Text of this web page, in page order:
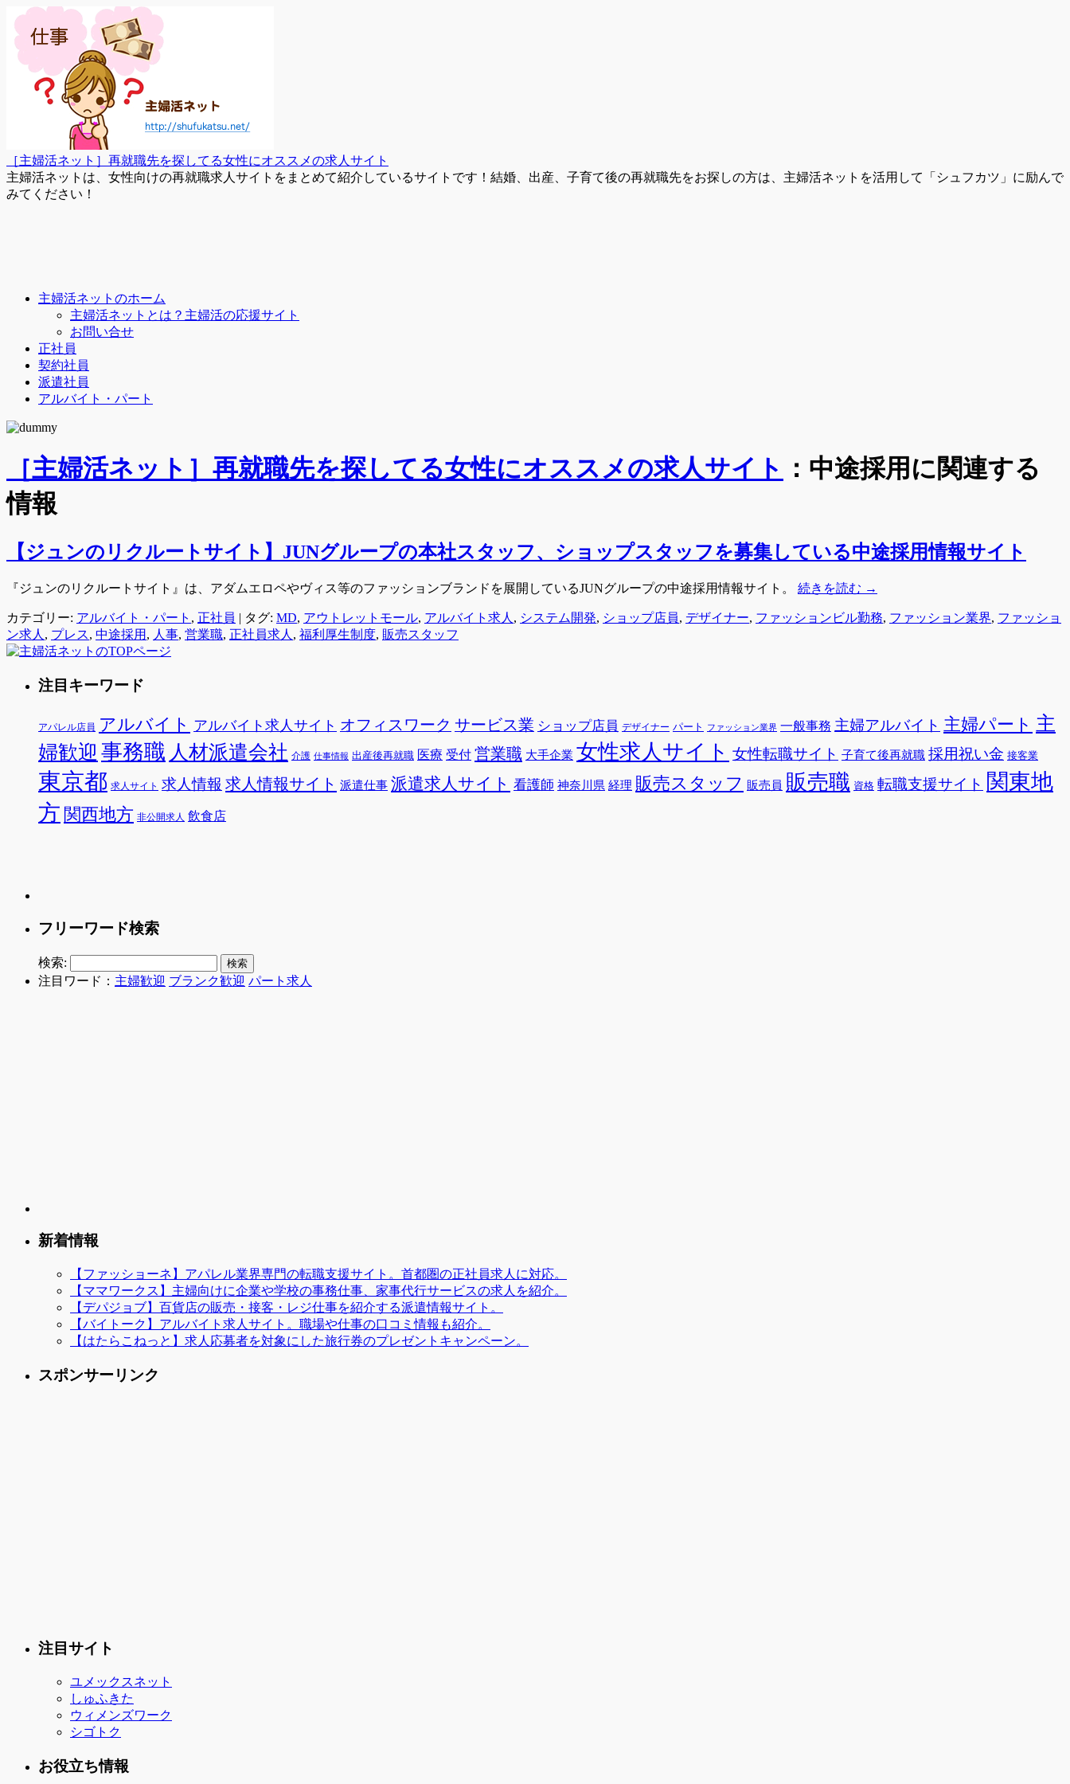
［主婦活ネット］再就職先を探してる女性にオススメの求人サイト
主婦活ネットは、女性向けの再就職求人サイトをまとめて紹介しているサイトです！結婚、出産、子育て後の再就職先をお探しの方は、主婦活ネットを活用して「シュフカツ」に励んで
みてください！
主婦活ネットのホーム
主婦活ネットとは？主婦活の応援サイト
お問い合せ
正社員
契約社員
派遣社員
アルバイト・パート
［主婦活ネット］再就職先を探してる女性にオススメの求人サイト ： 中途採用 に関連する
情報
【ジュンのリクルートサイト】JUNグループの本社スタッフ、ショップスタッフを募集している中途採用情報サイト
『ジュンのリクルートサイト』は、アダムエロペやヴィス等のファッションブランドを展開しているJUNグループの中途採用情報サイト。 続きを読む →
カテゴリー: アルバイト・パート , 正社員 | タグ: MD, アウトレットモール, アルバイト求人 , システム開発, ショップ店員, デザイナー, ファッションビル勤務, ファッション業界, ファッショ
ン求人 , プレス, 中途採用 , 人事, 営業職, 正社員求人 , 福利厚生制度, 販売スタッフ
注目キーワード
アパレル店員 アルバイト アルバイト求人サイト オフィスワーク サービス業 ショップ店員 デザイナー パート ファッション業界 一般事務 主婦アルバイト 主婦パート 主
婦歓迎 事務職 人材派遣会社 介護 仕事情報 出産後再就職 医療 受付 営業職 大手企業 女性求人サイト 女性転職サイト 子育て後再就職 採用祝い金 接客業
東京都 求人サイト 求人情報 求人情報サイト 派遣仕事 派遣求人サイト 看護師 神奈川県 経理 販売スタッフ 販売員 販売職 資格 転職支援サイト 関東地
方 関西地方 非公開求人 飲食店
フリーワード検索
検索:
注目ワード： 主婦歓迎 ブランク歓迎 パート求人
新着情報
【ファッショーネ】アパレル業界専門の転職支援サイト。首都圏の正社員求人に対応。
【ママワークス】主婦向けに企業や学校の事務仕事、家事代行サービスの求人を紹介。
【デパジョブ】百貨店の販売・接客・レジ仕事を紹介する派遣情報サイト。
【バイトーク】アルバイト求人サイト。職場や仕事の口コミ情報も紹介。
【はたらこねっと】求人応募者を対象にした旅行券のプレゼントキャンペーン。
スポンサーリンク
注目サイト
ユメックスネット
しゅふきた
ウィメンズワーク
シゴトク
お役立ち情報